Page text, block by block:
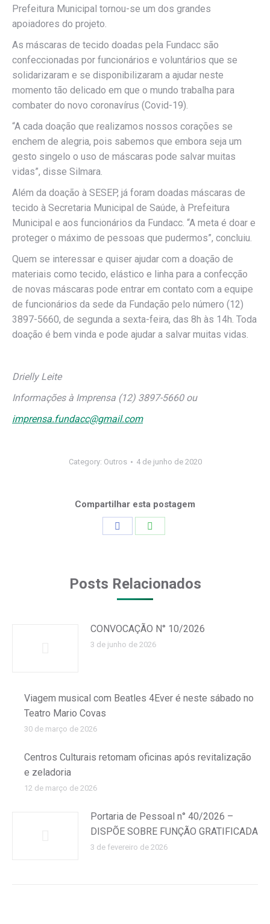
Prefeitura Municipal tornou-se um dos grandes
apoiadores do projeto.
As máscaras de tecido doadas pela Fundacc são
confeccionadas por funcionários e voluntários que se
solidarizaram e se disponibilizaram a ajudar neste
momento tão delicado em que o mundo trabalha para
combater do novo coronavírus (Covid-19).
“A cada doação que realizamos nossos corações se
enchem de alegria, pois sabemos que embora seja um
gesto singelo o uso de máscaras pode salvar muitas
vidas”, disse Silmara.
Além da doação à SESEP, já foram doadas máscaras de
tecido à Secretaria Municipal de Saúde, à Prefeitura
Municipal e aos funcionários da Fundacc. “A meta é doar e
proteger o máximo de pessoas que pudermos”, concluiu.
Quem se interessar e quiser ajudar com a doação de
materiais como tecido, elástico e linha para a confecção
de novas máscaras pode entrar em contato com a equipe
de funcionários da sede da Fundação pelo número (12)
3897-5660, de segunda a sexta-feira, das 8h às 14h. Toda
doação é bem vinda e pode ajudar a salvar muitas vidas.
Drielly Leite
Informações à Imprensa (12) 3897-5660 ou
imprensa.fundacc@gmail.com
Category: Outros 4 de junho de 2020
Compartilhar esta postagem
Posts Relacionados
CONVOCAÇÃO N° 10/2026
3 de junho de 2026
Viagem musical com Beatles 4Ever é neste sábado no
Teatro Mario Covas
30 de março de 2026
Centros Culturais retomam oficinas após revitalização
e zeladoria
12 de março de 2026
Portaria de Pessoal n° 40/2026 –
DISPÕE SOBRE FUNÇÃO GRATIFICADA
3 de fevereiro de 2026